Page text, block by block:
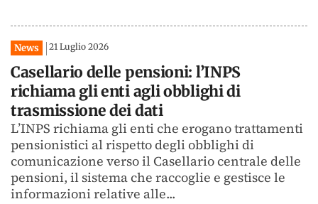
News 21 Luglio 2026
Casellario delle pensioni: l’INPS
richiama gli enti agli obblighi di
trasmissione dei dati
L’INPS richiama gli enti che erogano trattamenti
pensionistici al rispetto degli obblighi di
comunicazione verso il Casellario centrale delle
pensioni, il sistema che raccoglie e gestisce le
informazioni relative alle...